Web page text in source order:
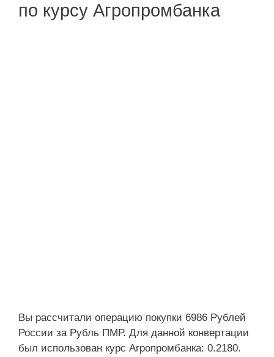
по курсу Агропромбанка
Вы рассчитали операцию покупки 6986 Рублей
России за Рубль ПМР. Для данной конвертации
был использован курс Агропромбанка: 0.2180.